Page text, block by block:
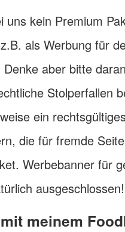
uns kein Premium
als Werbung für
aber bitte
Stolperfallen
ein
die für fremde
Werbebanner für
ausgeschlossen!
meinem